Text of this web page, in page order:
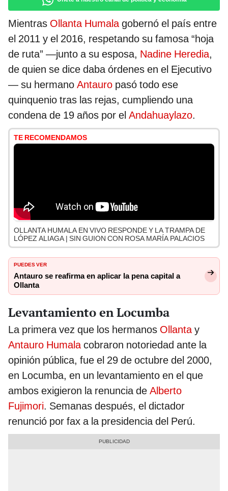
Mientras Ollanta Humalagobernó el país entre
el 2011 y el 2016, respetando su famosa “hoja
de ruta” —junto a su esposa, Nadine Heredia,
de quien se dice daba órdenes en el Ejecutivo
— su hermano Antauro pasó todo ese
quinquenio tras las rejas, cumpliendo una
condena de 19 años por el Andahuaylazo.
TE RECOMENDAMOS
OLLANTA HUMALA EN VIVO RESPONDE Y LA TRAMPA DE
LÓPEZ ALIAGA | SIN GUION CON ROSA MARÍA PALACIOS
PUEDES VER
Antauro se reafirma en aplicar la pena capital a
Ollanta
Levantamiento en Locumba
La primera vez que los hermanos Ollantay
Antauro Humalacobraron notoriedad ante la
opinión pública, fue el 29 de octubre del 2000,
en Locumba, en un levantamiento en el que
ambos exigieron la renuncia de Alberto
Fujimori. Semanas después, el dictador
renunció por fax a la presidencia del Perú.